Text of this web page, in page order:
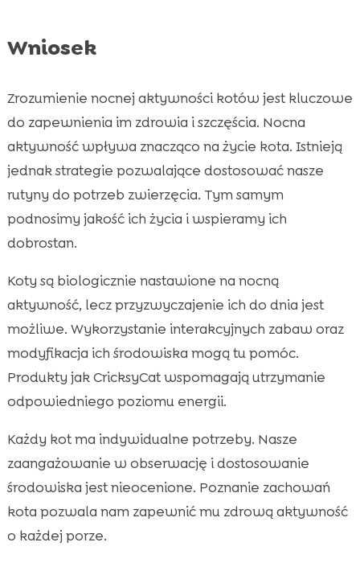
Wniosek
Zrozumienie nocnej aktywności kotów jest kluczowe
do zapewnienia im zdrowia i szczęścia. Nocna
aktywność wpływa znacząco na życie kota. Istnieją
jednak strategie pozwalające dostosować nasze
rutyny do potrzeb zwierzęcia. Tym samym
podnosimy jakość ich życia i wspieramy ich
dobrostan.
Koty są biologicznie nastawione na nocną
aktywność, lecz przyzwyczajenie ich do dnia jest
możliwe. Wykorzystanie interakcyjnych zabaw oraz
modyfikacja ich środowiska mogą tu pomóc.
Produkty jak CricksyCat wspomagają utrzymanie
odpowiedniego poziomu energii.
Każdy kot ma indywidualne potrzeby. Nasze
zaangażowanie w obserwację i dostosowanie
środowiska jest nieocenione. Poznanie zachowań
kota pozwala nam zapewnić mu zdrową aktywność
o każdej porze.